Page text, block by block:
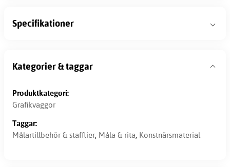
Specifikationer
Kategorier & taggar
Produktkategori:
Grafikvaggor
Taggar:
Målartillbehör & stafflier, Måla & rita, Konstnärsmaterial